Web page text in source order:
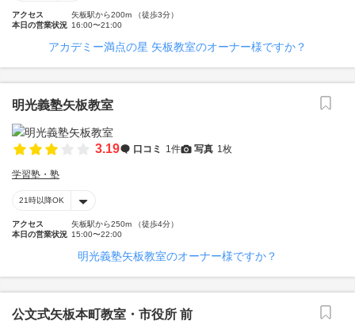
アクセス
矢板駅から200m （徒歩3分）
本日の営業状況 16:00〜21:00
アカデミー満点の星 矢板教室のオーナー様ですか？
明光義塾矢板教室
3.19 口コミ 1件 写真 1枚
学習塾・塾
21時以降OK
アクセス
矢板駅から250m （徒歩4分）
本日の営業状況 15:00〜22:00
明光義塾矢板教室のオーナー様ですか？
公文式矢板本町教室・市役所 前